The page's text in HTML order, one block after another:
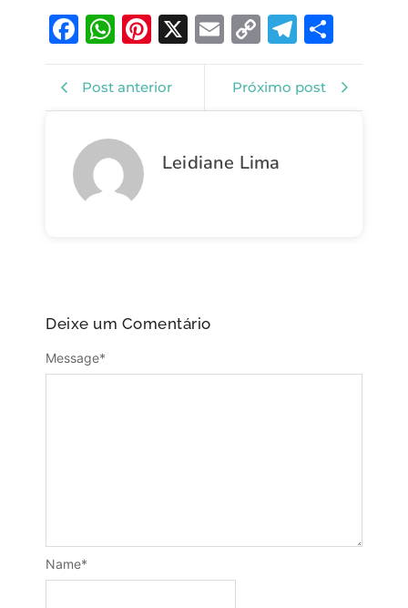
Facebook
WhatsApp
Pinterest
X EmailCopy
Post anterior Próximo post
Leidiane Lima
Deixe um Comentário
Message*
Name*